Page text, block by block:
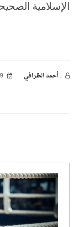
الإسلامية
. أحمد الظرافي